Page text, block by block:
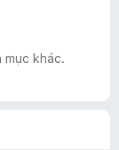
khác.